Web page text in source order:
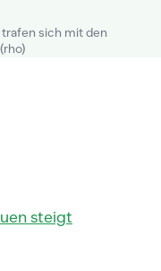
sich mit den
steigt